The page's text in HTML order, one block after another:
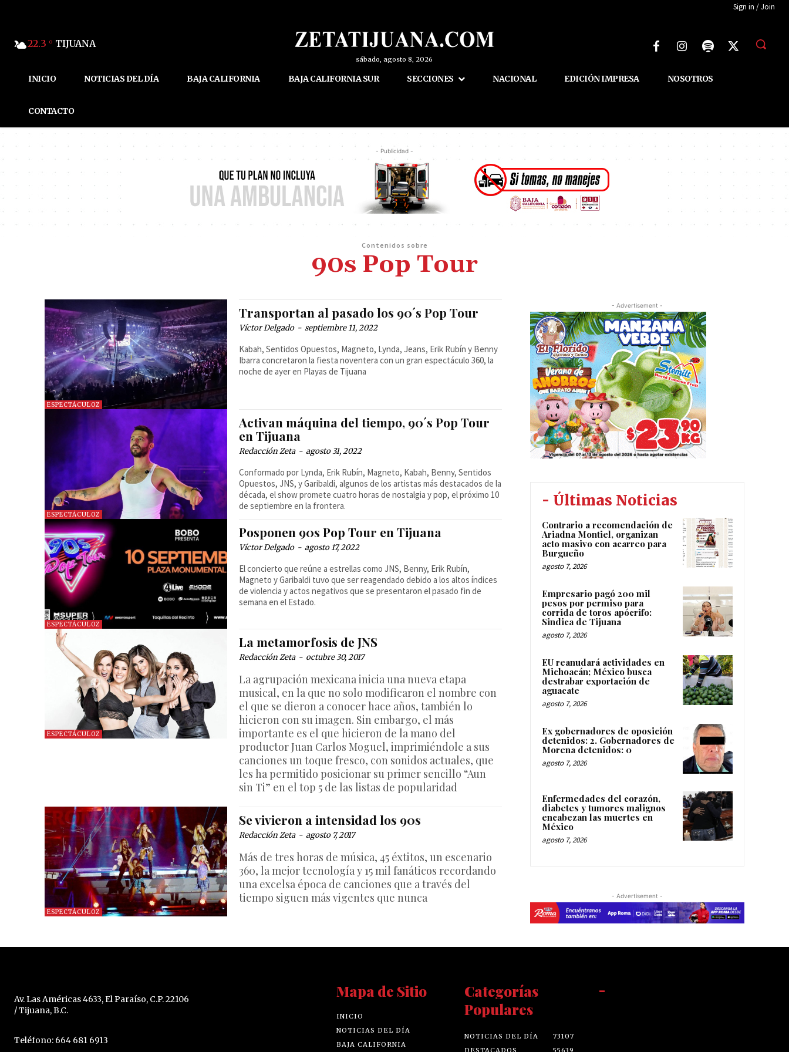
Sign in / Join
22.3 C TIJUANA
sábado, agosto 8, 2026
INICIO NOTICIAS DEL DÍA BAJA CALIFORNIA BAJA CALIFORNIA SUR SECCIONES NACIONAL EDICIÓN IMPRESA NOSOTROS
CONTACTO
- Publicidad -
Contenidos sobre
90s Pop Tour
ESPECTÁCULOZ
Transportan al pasado los 90´s Pop Tour
Víctor Delgado - septiembre 11, 2022
Kabah, Sentidos Opuestos, Magneto, Lynda, Jeans, Erik Rubín y Benny
Ibarra concretaron la fiesta noventera con un gran espectáculo 360, la
noche de ayer en Playas de Tijuana
ESPECTÁCULOZ
Activan máquina del tiempo, 90´s Pop Tour
en Tijuana
Redacción Zeta - agosto 31, 2022
Conformado por Lynda, Erik Rubín, Magneto, Kabah, Benny, Sentidos
Opuestos, JNS, y Garibaldi, algunos de los artistas más destacados de la
década, el show promete cuatro horas de nostalgia y pop, el próximo 10
de septiembre en la frontera.
ESPECTÁCULOZ
Posponen 90s Pop Tour en Tijuana
Víctor Delgado - agosto 17, 2022
El concierto que reúne a estrellas como JNS, Benny, Erik Rubín,
Magneto y Garibaldi tuvo que ser reagendado debido a los altos índices
de violencia y actos negativos que se presentaron el pasado fin de
semana en el Estado.
ESPECTÁCULOZ
La metamorfosis de JNS
Redacción Zeta - octubre 30, 2017
La agrupación mexicana inicia una nueva etapa
musical, en la que no solo modificaron el nombre con
el que se dieron a conocer hace años, también lo
hicieron con su imagen. Sin embargo, el más
importante es el que hicieron de la mano del
productor Juan Carlos Moguel, imprimiéndole a sus
canciones un toque fresco, con sonidos actuales, que
les ha permitido posicionar su primer sencillo “Aun
sin Ti” en el top 5 de las listas de popularidad
ESPECTÁCULOZ
Se vivieron a intensidad los 90s
Redacción Zeta - agosto 7, 2017
Más de tres horas de música, 45 éxtitos, un escenario
360, la mejor tecnología y 15 mil fanáticos recordando
una excelsa época de canciones que a través del
tiempo siguen más vigentes que nunca
- Advertisement -
- Últimas Noticias
Contrario a recomendación de
Ariadna Montiel, organizan
acto masivo con acarreo para
Burgueño
agosto 7, 2026
Empresario pagó 200 mil
pesos por permiso para
corrida de toros apócrifo:
Sindica de Tijuana
agosto 7, 2026
EU reanudará actividades en
Michoacán; México busca
destrabar exportación de
aguacate
agosto 7, 2026
Ex gobernadores de oposición
detenidos: 2. Gobernadores de
Morena detenidos: 0
agosto 7, 2026
Enfermedades del corazón,
diabetes y tumores malignos
encabezan las muertes en
México
agosto 7, 2026
- Advertisement -
Av. Las Américas 4633, El Paraíso, C.P. 22106
/ Tijuana, B.C.
Teléfono: 664 681 6913
Mapa de Sitio
INICIO
NOTICIAS DEL DÍA
BAJA CALIFORNIA
Categorías
Populares
NOTICIAS DEL DÍA
73107
-